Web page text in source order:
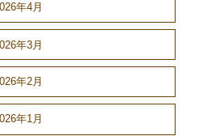
年4月
年3月
年2月
年1月